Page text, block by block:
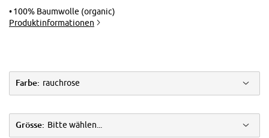
100% Baumwolle (organic)
Produktinformationen
Farbe: rauchrose
Grösse: Bitte wählen...